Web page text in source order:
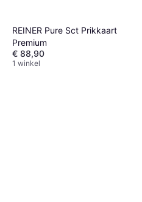
REINER Pure Sct Prikkaart
Premium
€ 88,90
1 winkel